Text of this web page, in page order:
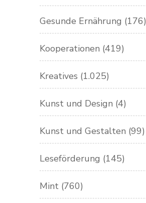
Gesunde Ernährung (176)
Kooperationen (419)
Kreatives (1.025)
Kunst und Design (4)
Kunst und Gestalten (99)
Leseförderung (145)
Mint (760)